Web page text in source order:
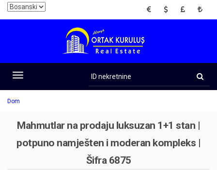
EUR USD GBP TRY
Toggle
navigation
nekretnine
Dom
Mahmutlar na prodaju luksuzan 1+1 stan |
potpuno namješten i moderan kompleks |
Šifra 6875